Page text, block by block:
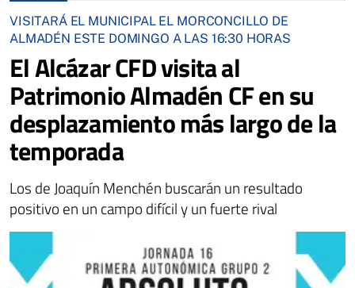
VISITARÁ EL MUNICIPAL EL MORCONCILLO DE
ALMADÉN ESTE DOMINGO A LAS 16:30 HORAS
El Alcázar CFD visita al
Patrimonio Almadén CF en su
desplazamiento más largo de la
temporada
Los de Joaquín Menchén buscarán un resultado
positivo en un campo difícil y un fuerte rival